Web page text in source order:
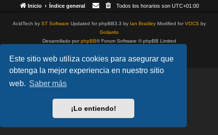
Este sitio web utiliza cookies para asegurar que
obtenga la mejor experiencia en nuestro sitio
web. Saber más
¡Lo entiendo!
Inicio Índice general Todos los horarios son UTC+01:00
AcidTech by ST Software Updated for phpBB3.3 by Ian BradleyModified forVOCSby
Goliardo
Desarrollado porphpBB® Forum Software © phpBB Limited
Privacidad| Condiciones